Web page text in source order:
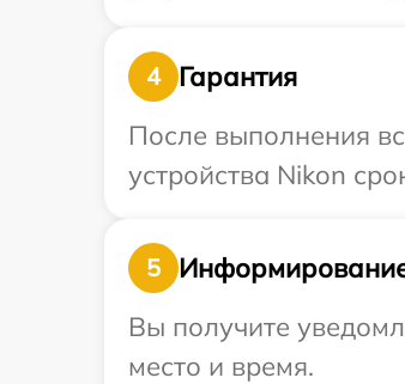
4
Гарантия
После выполнения
устройства Nikon
5
Вы получите
место и время.